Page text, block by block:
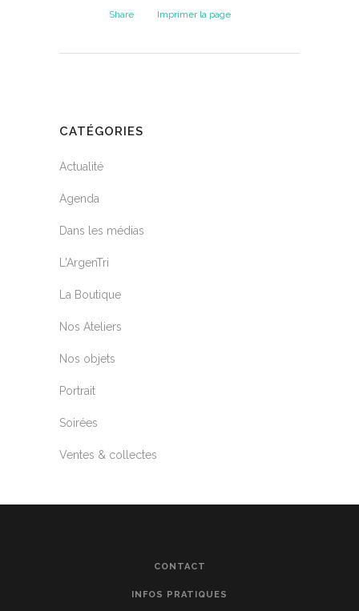
Share Imprimer la page
CATÉGORIES
Actualité
Agenda
Dans les médias
L'ArgenTri
La Boutique
Nos Ateliers
Nos objets
Portrait
Soirées
Ventes & collectes
CONTACT
INFOS PRATIQUES